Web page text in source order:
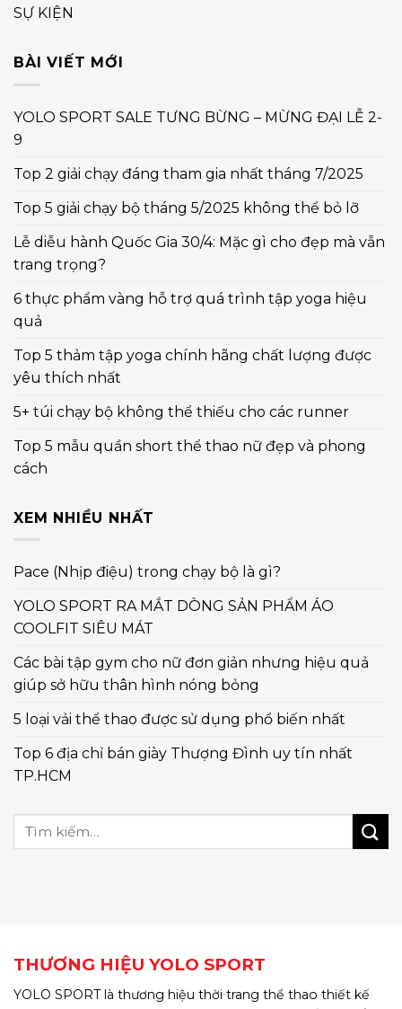
SỰ KIỆN
BÀI VIẾT MỚI
YOLO SPORT SALE TƯNG BỪNG – MỪNG ĐẠI LỄ 2-
9
Top 2 giải chạy đáng tham gia nhất tháng 7/2025
Top 5 giải chạy bộ tháng 5/2025 không thể bỏ lỡ
Lễ diễu hành Quốc Gia 30/4: Mặc gì cho đẹp mà vẫn
trang trọng?
6 thực phẩm vàng hỗ trợ quá trình tập yoga hiệu
quả
Top 5 thảm tập yoga chính hãng chất lượng được
yêu thích nhất
5+ túi chạy bộ không thể thiếu cho các runner
Top 5 mẫu quần short thể thao nữ đẹp và phong
cách
XEM NHIỀU NHẤT
Pace (Nhịp điệu) trong chạy bộ là gì?
YOLO SPORT RA MẮT DÒNG SẢN PHẨM ÁO
COOLFIT SIÊU MÁT
Các bài tập gym cho nữ đơn giản nhưng hiệu quả
giúp sở hữu thân hình nóng bỏng
5 loại vải thể thao được sử dụng phổ biến nhất
Top 6 địa chỉ bán giày Thượng Đình uy tín nhất
TP.HCM
THƯƠNG HIỆU YOLO SPORT
YOLO SPORT là thương hiệu thời trang thể thao thiết kế